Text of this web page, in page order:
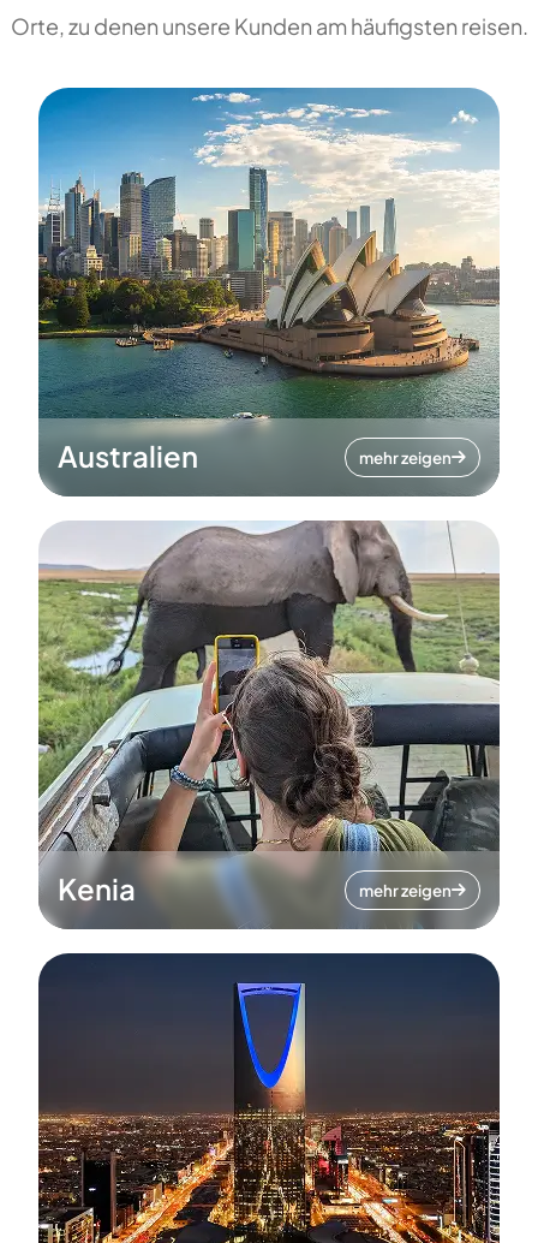
Orte, zu denen unsere Kunden am häufigsten reisen.
Australien mehr zeigen
Kenia mehr zeigen